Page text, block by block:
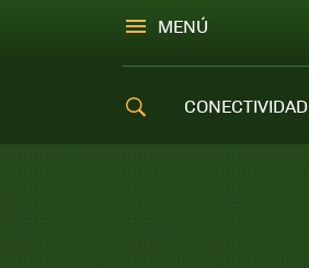
MENÚ
CONECTIVIDAD